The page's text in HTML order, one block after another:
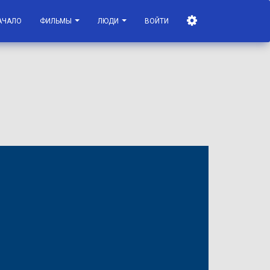
ФИЛЬМЫ ЛЮДИ ВОЙТИ